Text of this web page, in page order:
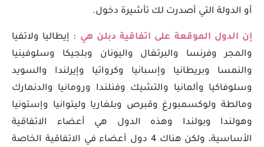
أو الدولة التي أصدرت لك تأشيرة دخول.
إن الدول الموقعة على اتفاقية دبلن هي : إيطاليا ولاتفيا
والمجر وفرنسا والبرتغال واليونان وبلجيكا وسلوفينيا
والنمسا وبريطانيا وإسبانيا وكرواتيا وإيرلندا والسويد
وسلوفاكيا وألمانيا والتشيك وفنلندا ورومانيا والدنمارك
ومالطة ولوكسمبورغ وقبرص وبلغاريا وليتوانيا وإستونيا
وهولندا وبولندا وهذه الدول هي أعضاء الاتفاقية
الأساسية، ولكن هناك 4 دول أعضاء في الاتفاقية الخاصة